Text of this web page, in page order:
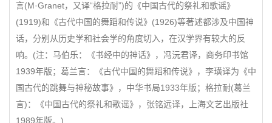
言(M·Granet，又译“格拉耐”)的《中国古代的祭礼和歌谣》
(1919)和《古代中国的舞蹈和传说》(1926)等著述都涉及中国神
话，分别从历史学和社会学的角度切入，在汉学界有较大的反
响。(注：马伯乐：《书经中的神话》，冯沅君译，商务印书馆
1939年版；葛兰言：《古代中国的舞蹈和传说》，李璜译为《中
国古代的跳舞与神秘故事》，中华书局1933年版；格拉耐(葛兰
言)：《中国古代的祭礼和歌谣》，张铭远译，上海文艺出版社
1989年版。)